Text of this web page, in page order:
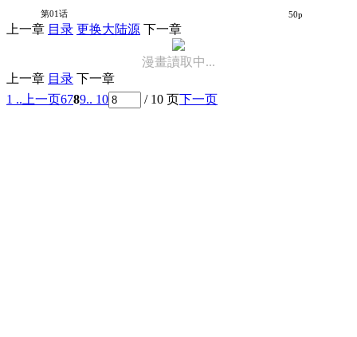
第01话 50p
上一章 目录 更换大陆源 下一章
漫畫讀取中...
上一章 目录 下一章
1 .. 上一页6789.. 10 / 10 页下一页